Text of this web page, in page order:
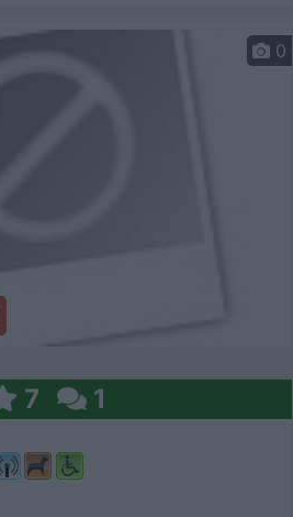
0
7 1